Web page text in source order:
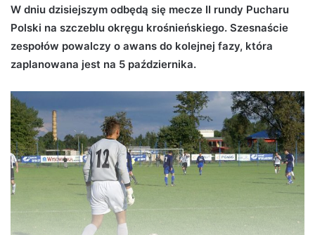
d
a
m
a
i
W dniu dzisiejszym odbędą się mecze II rundy Pucharu
Polski na szczeblu okręgu krośnieńskiego. Szesnaście
zespołów powalczy o awans do kolejnej fazy, która
zaplanowana jest na 5 października.